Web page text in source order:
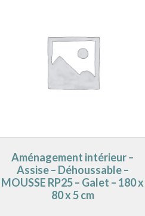
Aménagement intérieur –
Assise – Déhoussable –
MOUSSE RP25 – Galet – 180 x
80 x 5 cm